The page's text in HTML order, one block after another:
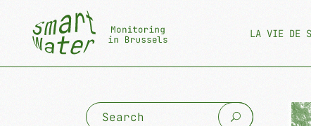
LA VIE DE
Search
for: